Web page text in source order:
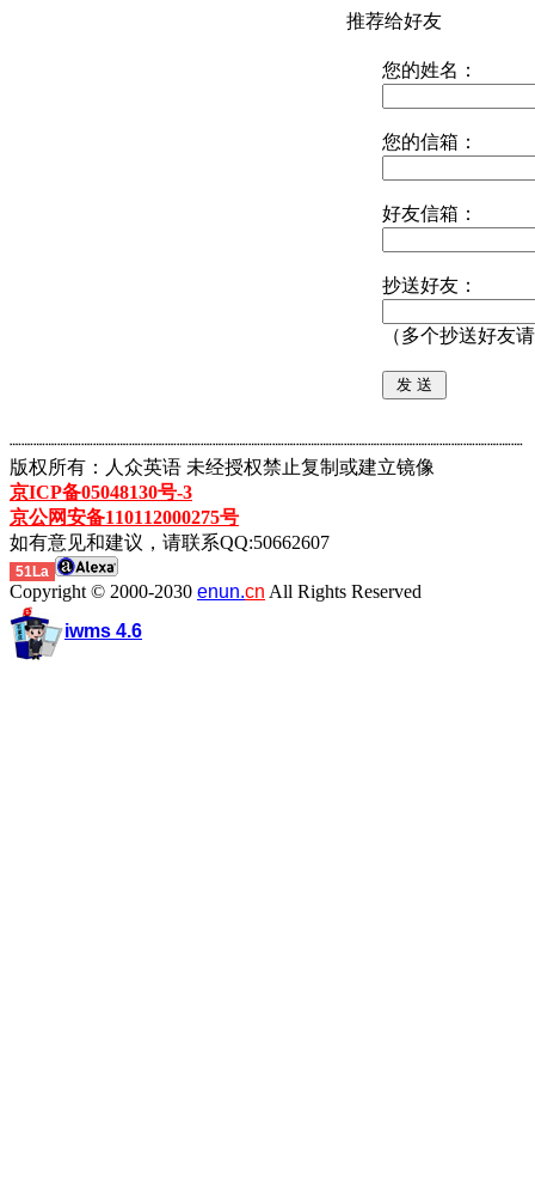
推荐给好友
您的姓名：
您的信箱：
好友信箱：
抄送好友：
（多个抄送好友
┈┈┈┈┈┈┈┈┈┈┈┈┈┈┈┈┈┈┈┈┈┈┈┈┈┈┈┈┈┈┈┈┈┈┈┈┈┈┈┈┈┈┈
版权所有：人众英语 未经授权禁止复制或建立镜像
京ICP备05048130号-3
京公网安备110112000275号
如有意见和建议，请联系QQ:50662607
51La
Copyright © 2000-2030 enun.cn All Rights Reserved
iwms 4.6